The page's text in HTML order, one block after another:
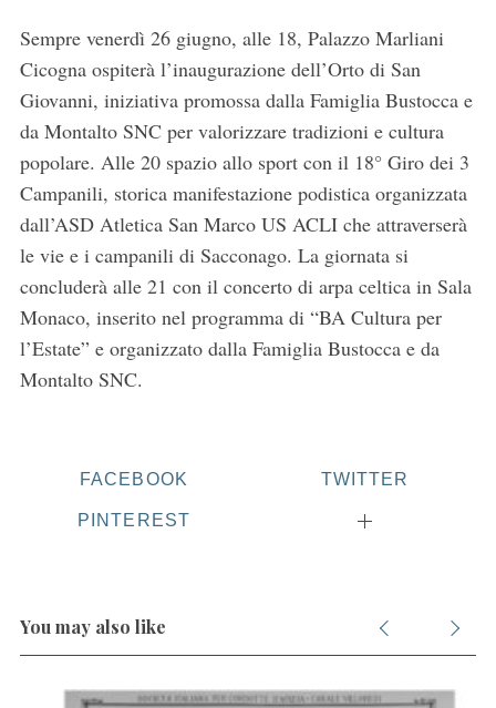
Sempre venerdì 26 giugno, alle 18, Palazzo Marliani
Cicogna ospiterà l’inaugurazione dell’Orto di San
Giovanni, iniziativa promossa dalla Famiglia Bustocca e
da Montalto SNC per valorizzare tradizioni e cultura
popolare. Alle 20 spazio allo sport con il 18° Giro dei 3
Campanili, storica manifestazione podistica organizzata
dall’ASD Atletica San Marco US ACLI che attraverserà
le vie e i campanili di Sacconago. La giornata si
concluderà alle 21 con il concerto di arpa celtica in Sala
Monaco, inserito nel programma di “BA Cultura per
l’Estate” e organizzato dalla Famiglia Bustocca e da
Montalto SNC.
FACEBOOK TWITTER
PINTEREST
You may also like